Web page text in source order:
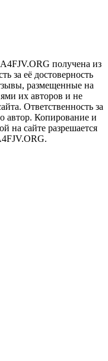
получена из
за её достоверность
размещенные на
их авторов и не
Ответственность за
автор. Копирование и
на сайте разрешается